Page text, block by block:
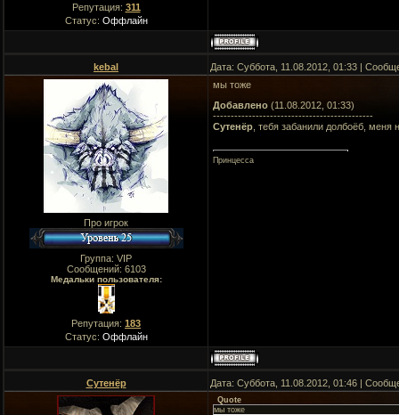
Репутация: 311
Статус: Оффлайн
kebal Дата: Суббота, 11.08.2012, 01:33 |
Про игрок
Группа: VIP
Сообщений: 6103
Медальки пользователя:
Репутация: 183
Статус: Оффлайн
мы тоже
Добавлено (11.08.2012, 01:33)
---------------------------------------------
Сутенёр , тебя забанили долбоёб, меня
Принцесса
Сутенёр Дата: Суббота, 11.08.2012, 01:46 |
Quote
мы тоже